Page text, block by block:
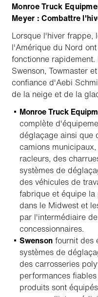
Monroe Truck
Meyer : Combattre
Lorsque l'hiver frappe,
l'Amérique du Nord
fonctionne
Swenson, Towmaster
confiance d'Aebi
de la neige et de la
Monroe Truck
complète
déglaçage ainsi que
camions
racleurs, des
systèmes de
des véhicules de
fabrique et équipe
dans le Midwest et
par l'intermédiaire
concessionnaires.
Swenson fournit des
systèmes de
des carrosseries
performances
produits sont